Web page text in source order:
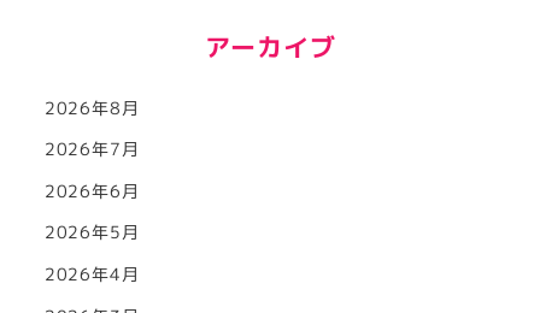
アーカイブ
2026年8月
2026年7月
2026年6月
2026年5月
2026年4月